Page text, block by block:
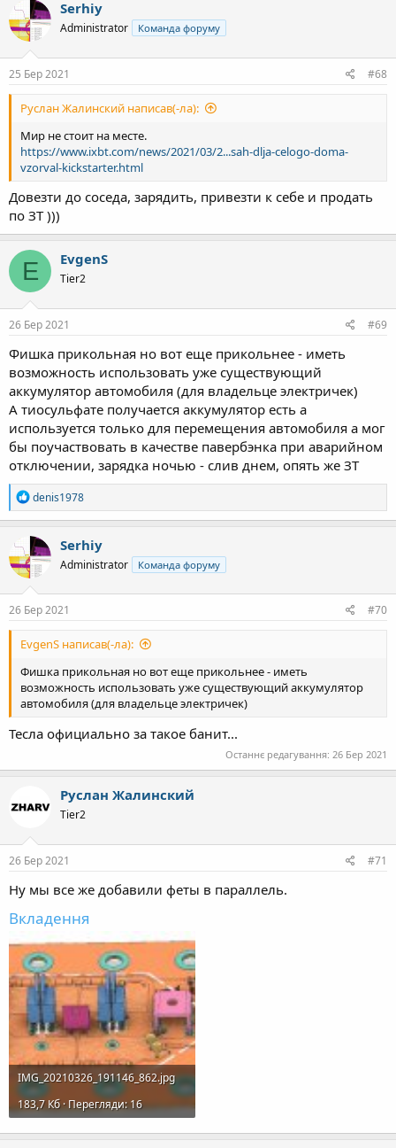
Serhiy
Administrator Команда форуму
25 Бер 2021 #68
Руслан Жалинский написав(-ла):
Мир не стоит на месте.
https://www.ixbt.com/news/2021/03/2...sah-dlja-celogo-doma-
vzorval-kickstarter.html
Довезти до соседа, зарядить, привезти к себе и продать
по ЗТ )))
E EvgenS
Tier2
26 Бер 2021 #69
Фишка прикольная но вот еще прикольнее - иметь
возможность использовать уже существующий
аккумулятор автомобиля (для владельце электричек)
А тиосульфате получается аккумулятор есть а
используется только для перемещения автомобиля а мог
бы поучаствовать в качестве павербэнка при аварийном
отключении, зарядка ночью - слив днем, опять же ЗТ
Р
е
а
к
ц
і
:
denis1978
Serhiy
Administrator Команда форуму
26 Бер 2021 #70
EvgenS написав(-ла):
Фишка прикольная но вот еще прикольнее - иметь
возможность использовать уже существующий аккумулятор
автомобиля (для владельце электричек)
Тесла официально за такое банит...
Останнє редагування: 26 Бер 2021
Руслан Жалинский
Tier2
26 Бер 2021 #71
Ну мы все же добавили феты в параллель.
Вкладення
IMG_20210326_191146_862.jpg
183,7 Кб · Перегляди: 16